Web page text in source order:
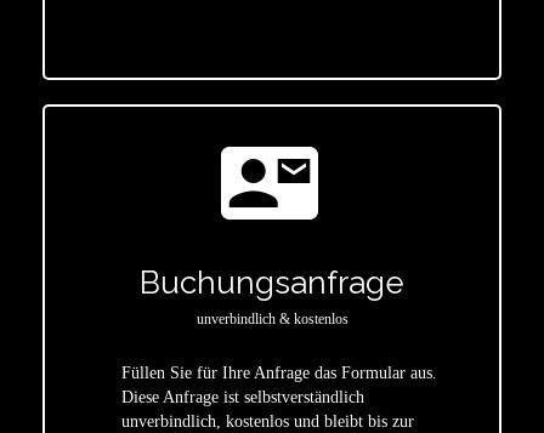
contact_mail
Buchungsanfrage
unverbindlich & kostenlos
Füllen Sie für Ihre Anfrage das Formular aus.
Diese Anfrage ist selbstverständlich
unverbindlich, kostenlos und bleibt bis zur